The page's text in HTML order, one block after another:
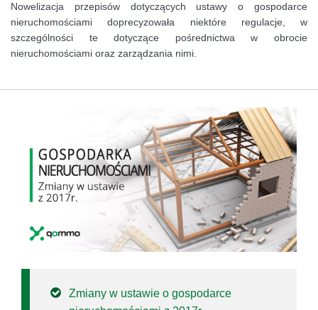
Nowelizacja przepisów dotyczących ustawy o gospodarce
nieruchomościami doprecyzowała niektóre regulacje, w
szczególności te dotyczące pośrednictwa w obrocie
nieruchomościami oraz zarządzania nimi.
Zmiany w ustawie o gospodarce